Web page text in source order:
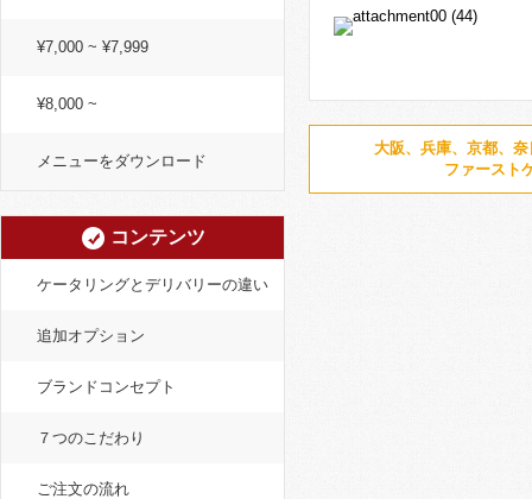
大阪、兵庫、京都、
ファースト
¥7,000 ~ ¥7,999
¥8,000 ~
メニューをダウンロード
コンテンツ
ケータリングとデリバリーの違い
追加オプション
ブランドコンセプト
７つのこだわり
ご注文の流れ